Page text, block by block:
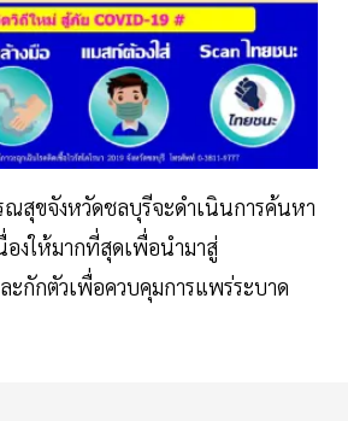
ณสุขจังหวัดชลบุรีจะดำเนินการค้นหา
องให้มากที่สุดเพื่อนำมาสู่
ะกักตัวเพื่อควบคุมการแพร่ระบาด